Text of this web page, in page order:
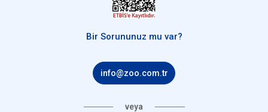
Bir Sorununuz mu var?
info@zoo.com.tr
veya